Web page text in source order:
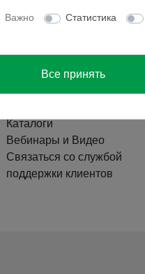
Обслуживание
Краткий обзор услуг
Каталоги
Вебинары и Видео
Связаться со службой
поддержки клиентов
Важно Статистика
Все принять